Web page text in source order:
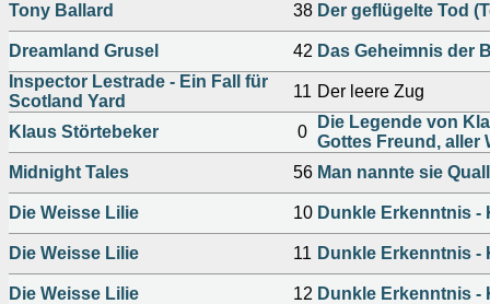
Tony Ballard 38 Der geflügelte Tod
Dreamland Grusel 42 Das Geheimnis der
Inspector Lestrade - Ein Fall für
Scotland Yard
11 Der leere Zug
Klaus Störtebeker 0
Die Legende von
Gottes Freund, aller
Midnight Tales
56 Man nannte sie
Die Weisse Lilie 10 Dunkle Erkenntnis -
Die Weisse Lilie 11 Dunkle Erkenntnis -
Die Weisse Lilie 12 Dunkle Erkenntnis -